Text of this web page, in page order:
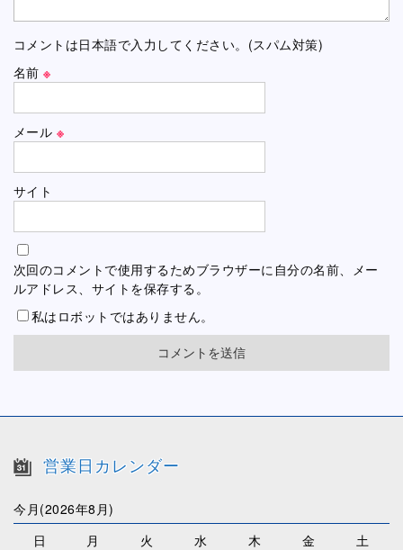
コメントは日本語で入力してください。(スパム対策)
名前※
メール ※
サイト
次回のコメントで使用するためブラウザーに自分の名前、メー
ルアドレス、サイトを保存する。
私はロボットではありません。
営業日カレンダー
今月(2026年8月)
日
月 火 水 木 金
土